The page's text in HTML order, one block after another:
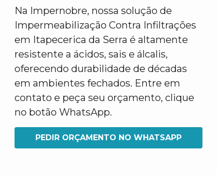
Na Impernobre, nossa solução de
Impermeabilização Contra Infiltrações
em Itapecerica da Serra é altamente
resistente a ácidos, sais e álcalis,
oferecendo durabilidade de décadas
em ambientes fechados. Entre em
contato e peça seu orçamento, clique
no botão WhatsApp.
PEDIR ORÇAMENTO NO WHATSAPP